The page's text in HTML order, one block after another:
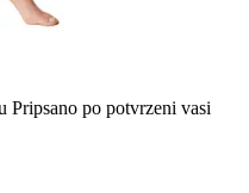
Pripsano po potvrzeni vasi